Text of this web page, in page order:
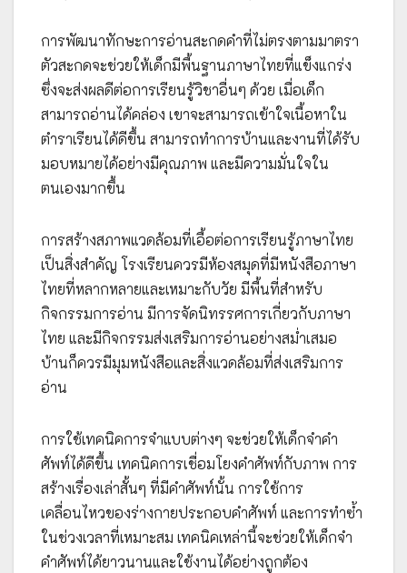
การพัฒนาทักษะการอ่านสะกดคำที่ไม่ตรงตามมาตรา
ตัวสะกดจะช่วยให้เด็กมีพื้นฐานภาษาไทยที่แข็งแกร่ง
ซึ่งจะส่งผลดีต่อการเรียนรู้วิชาอื่นๆ ด้วย เมื่อเด็ก
สามารถอ่านได้คล่อง เขาจะสามารถเข้าใจเนื้อหาใน
ตำราเรียนได้ดีขึ้น สามารถทำการบ้านและงานที่ได้รับ
มอบหมายได้อย่างมีคุณภาพ และมีความมั่นใจใน
ตนเองมากขึ้น
การสร้างสภาพแวดล้อมที่เอื้อต่อการเรียนรู้ภาษาไทย
เป็นสิ่งสำคัญ โรงเรียนควรมีห้องสมุดที่มีหนังสือภาษา
ไทยที่หลากหลายและเหมาะกับวัย มีพื้นที่สำหรับ
กิจกรรมการอ่าน มีการจัดนิทรรศการเกี่ยวกับภาษา
ไทย และมีกิจกรรมส่งเสริมการอ่านอย่างสม่ำเสมอ
บ้านก็ควรมีมุมหนังสือและสิ่งแวดล้อมที่ส่งเสริมการ
อ่าน
การใช้เทคนิคการจำแบบต่างๆ จะช่วยให้เด็กจำคำ
ศัพท์ได้ดีขึ้น เทคนิคการเชื่อมโยงคำศัพท์กับภาพ การ
สร้างเรื่องเล่าสั้นๆ ที่มีคำศัพท์นั้น การใช้การ
เคลื่อนไหวของร่างกายประกอบคำศัพท์ และการทำซ้ำ
ในช่วงเวลาที่เหมาะสม เทคนิคเหล่านี้จะช่วยให้เด็กจำ
คำศัพท์ได้ยาวนานและใช้งานได้อย่างถูกต้อง